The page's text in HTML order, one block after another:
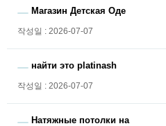
Магазин Детская Оде
작성일 : 2026-07-07
найти это platinash
작성일 : 2026-07-07
Натяжные потолки на